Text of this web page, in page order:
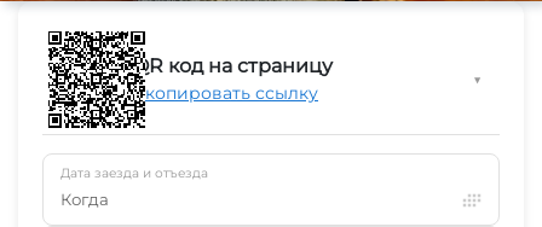
QR код на страницу
Скопировать ссылку
▼
Дата заезда и отъезда
Когда